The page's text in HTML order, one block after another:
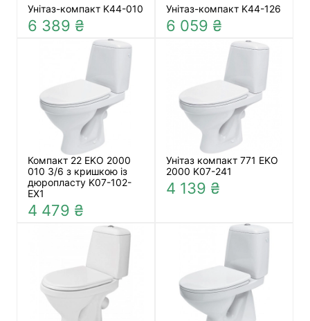
Унітаз-компакт K44-010
6 389 ₴
Унітаз-компакт K44-126
6 059 ₴
Компакт 22 EKO 2000
010 3/6 з кришкою із
дюропласту K07-102-
EX1
4 479 ₴
Унітаз компакт 771 EKO
2000 K07-241
4 139 ₴